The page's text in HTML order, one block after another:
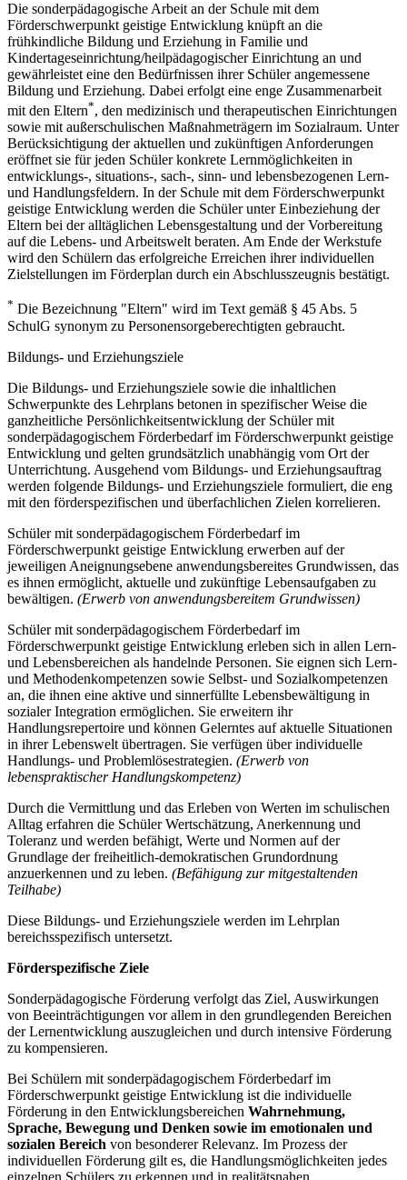
Die sonderpädagogische Arbeit an der Schule mit dem
Förderschwerpunkt geistige Entwicklung knüpft an die
frühkindliche Bildung und Erziehung in Familie und
Kindertageseinrichtung/heilpädagogischer Einrichtung an und
gewährleistet eine den Bedürfnissen ihrer Schüler angemessene
Bildung und Erziehung. Dabei erfolgt eine enge Zusammenarbeit
mit den Eltern*, den medizinisch und therapeutischen Einrichtungen
sowie mit außerschulischen Maßnahmeträgern im Sozialraum. Unter
Berücksichtigung der aktuellen und zukünftigen Anforderungen
eröffnet sie für jeden Schüler konkrete Lernmöglichkeiten in
entwicklungs-, situations-, sach-, sinn- und lebensbezogenen Lern-
und Handlungsfeldern. In der Schule mit dem Förderschwerpunkt
geistige Entwicklung werden die Schüler unter Einbeziehung der
Eltern bei der alltäglichen Lebensgestaltung und der Vorbereitung
auf die Lebens- und Arbeitswelt beraten. Am Ende der Werkstufe
wird den Schülern das erfolgreiche Erreichen ihrer individuellen
Zielstellungen im Förderplan durch ein Abschlusszeugnis bestätigt.
* Die Bezeichnung "Eltern" wird im Text gemäß § 45 Abs. 5
SchulG synonym zu Personensorgeberechtigten gebraucht.
Bildungs- und Erziehungsziele
Die Bildungs- und Erziehungsziele sowie die inhaltlichen
Schwerpunkte des Lehrplans betonen in spezifischer Weise die
ganzheitliche Persönlichkeitsentwicklung der Schüler mit
sonderpädagogischem Förderbedarf im Förderschwerpunkt geistige
Entwicklung und gelten grundsätzlich unabhängig vom Ort der
Unterrichtung. Ausgehend vom Bildungs- und Erziehungsauftrag
werden folgende Bildungs- und Erziehungsziele formuliert, die eng
mit den förderspezifischen und überfachlichen Zielen korrelieren.
Schüler mit sonderpädagogischem Förderbedarf im
Förderschwerpunkt geistige Entwicklung erwerben auf der
jeweiligen Aneignungsebene anwendungsbereites Grundwissen, das
es ihnen ermöglicht, aktuelle und zukünftige Lebensaufgaben zu
bewältigen. (Erwerb von anwendungsbereitem Grundwissen)
Schüler mit sonderpädagogischem Förderbedarf im
Förderschwerpunkt geistige Entwicklung erleben sich in allen Lern-
und Lebensbereichen als handelnde Personen. Sie eignen sich Lern-
und Methodenkompetenzen sowie Selbst- und Sozialkompetenzen
an, die ihnen eine aktive und sinnerfüllte Lebensbewältigung in
sozialer Integration ermöglichen. Sie erweitern ihr
Handlungsrepertoire und können Gelerntes auf aktuelle Situationen
in ihrer Lebenswelt übertragen. Sie verfügen über individuelle
Handlungs- und Problemlösestrategien. (Erwerb von
lebenspraktischer Handlungskompetenz)
Durch die Vermittlung und das Erleben von Werten im schulischen
Alltag erfahren die Schüler Wertschätzung, Anerkennung und
Toleranz und werden befähigt, Werte und Normen auf der
Grundlage der freiheitlich-demokratischen Grundordnung
anzuerkennen und zu leben. (Befähigung zur mitgestaltenden
Teilhabe)
Diese Bildungs- und Erziehungsziele werden im Lehrplan
bereichsspezifisch untersetzt.
Förderspezifische Ziele
Sonderpädagogische Förderung verfolgt das Ziel, Auswirkungen
von Beeinträchtigungen vor allem in den grundlegenden Bereichen
der Lernentwicklung auszugleichen und durch intensive Förderung
zu kompensieren.
Bei Schülern mit sonderpädagogischem Förderbedarf im
Förderschwerpunkt geistige Entwicklung ist die individuelle
Förderung in den Entwicklungsbereichen Wahrnehmung,
Sprache, Bewegung und Denken sowie im emotionalen und
sozialen Bereich von besonderer Relevanz. Im Prozess der
individuellen Förderung gilt es, die Handlungsmöglichkeiten jedes
einzelnen Schülers zu erkennen und in realitätsnahen